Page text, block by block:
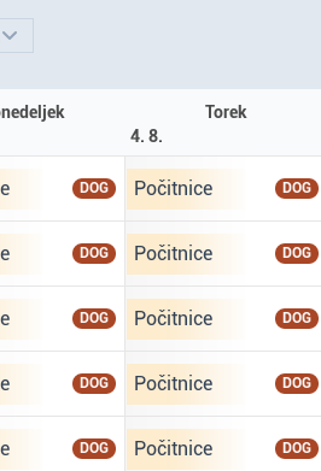
Torek
4. 8.
tretji osmi. predura od 7 do 7 ur
DOG Torek četrti osmi.
Počitnice DOG
tretji osmi. prva ura od 7 ur 45 do
DOG Torek četrti osmi.
Počitnice DOG
tretji osmi. druga ura od 8 ur 35
DOG Torek četrti osmi.
Počitnice DOG
tretji osmi. tretja ura od 9 ur 40
DOG Torek četrti osmi.
Počitnice DOG
tretji osmi. četrta ura od 10 ur 30
DOG Torek četrti osmi.
Počitnice DOG